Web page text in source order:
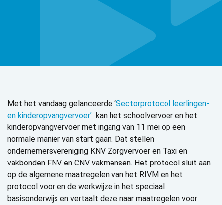
Met het vandaag gelanceerde ‘Sectorprotocol leerlingen-
en kinderopvangvervoer’ kan het schoolvervoer en het
kinderopvangvervoer met ingang van 11 mei op een
normale manier van start gaan. Dat stellen
ondernemersvereniging KNV Zorgvervoer en Taxi en
vakbonden FNV en CNV vakmensen. Het protocol sluit aan
op de algemene maatregelen van het RIVM en het
protocol voor en de werkwijze in het speciaal
basisonderwijs en vertaalt deze naar maatregelen voor